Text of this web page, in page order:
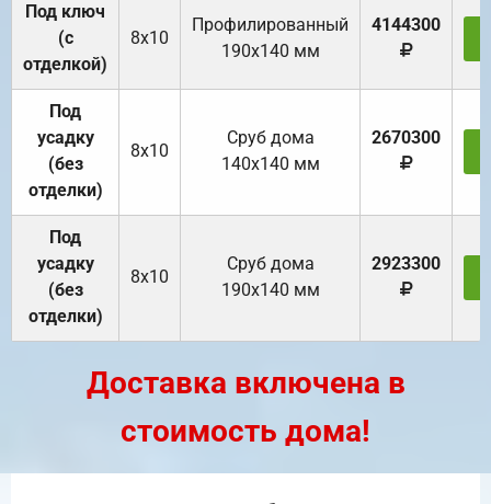
Под ключ
(с
отделкой)
8х10
Профилированный
190х140 мм
4144300
Под
усадку
(без
отделки)
8х10
Cруб дома
140х140 мм
2670300
Под
усадку
(без
отделки)
8х10
Cруб дома
190х140 мм
2923300
Доставка включена в
стоимость дома!